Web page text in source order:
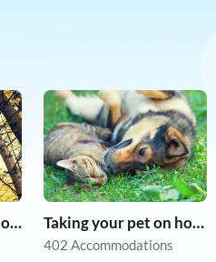
Taking your dog on holiday Taking your pet on holiday
402 Accommodations